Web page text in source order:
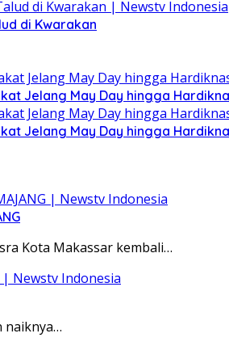
di Kwarakan
Jelang May Day hingga
Jelang May Day hingga
Kota Makassar kembali…
naiknya…